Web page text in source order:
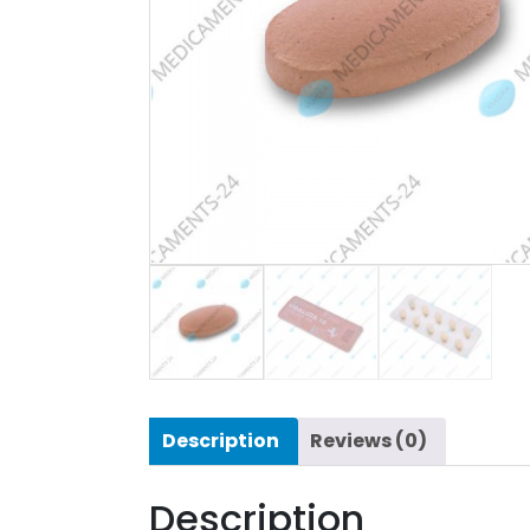
Description Reviews (0)
Description